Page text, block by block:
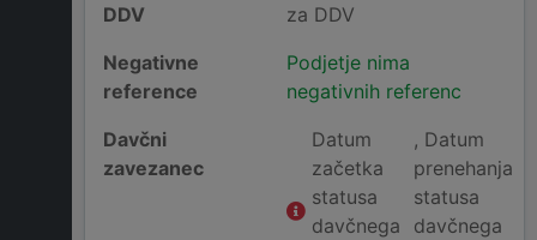
DDV
za DDV
Negativne
reference
Podjetje nima
negativnih referenc
Davčni
zavezanec
Datum
začetka
statusa
davčnega
, Datum
prenehanja
statusa
davčnega